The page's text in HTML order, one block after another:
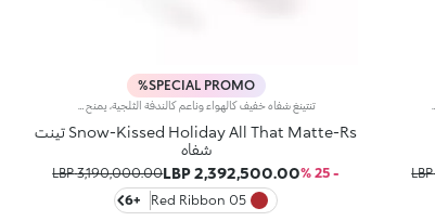
SPECIAL PROMO%
Snow-Kissed Holiday All That Matte-Rs تينت
شفاه
- 25 %
2,392,500.00 LBP
3,190,000.00 LBP
05 Red Ribbon
+6